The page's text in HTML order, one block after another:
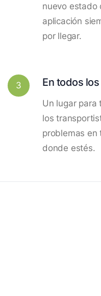
nuevo estado
aplicación
por llegar.
3 En todos
Un lugar para
los
problemas en
donde estés.